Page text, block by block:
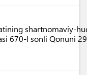
shartnomaviy-
670-I sonli Qonuni